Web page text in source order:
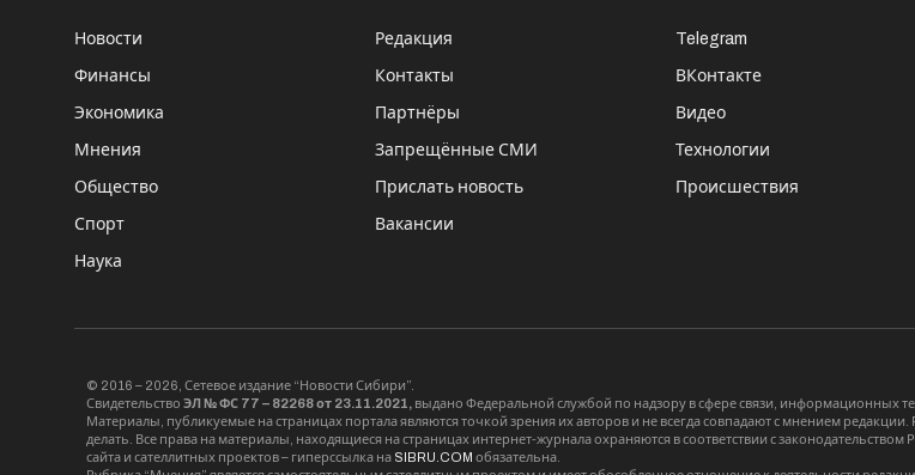
Новости
Финансы
Экономика
Мнения
Общество
Спорт
Наука
Редакция
Контакты
Партнёры
Запрещённые СМИ
Прислать новость
Вакансии
Telegram
ВКонтакте
Видео
Технологии
Происшествия
© 2016 – 2026, Сетевое издание “Новости Сибири”.
Свидетельство ЭЛ № ФС 77 – 82268 от 23.11.2021, выдано Федеральной службой по надзору в сфере связи,
Материалы, публикуемые на страницах портала являются точкой зрения их авторов и не всегда совпадают с мнением
делать. Все права на материалы, находящиеся на страницах интернет-журнала охраняются в соответствии с
сайта и сателлитных проектов – гиперссылка на SIBRU.COM обязательна.